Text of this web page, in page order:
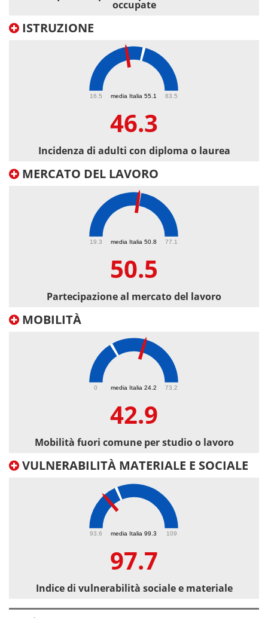
occupate
ISTRUZIONE
media Italia 55.1
16.5 83.5
46.3
Incidenza di adulti con diploma o laurea
MERCATO DEL LAVORO
media Italia 50.8
19.3 77.1
50.5
Partecipazione al mercato del lavoro
MOBILITÀ
media Italia 24.2
0 73.2
42.9
Mobilità fuori comune per studio o lavoro
VULNERABILITÀ MATERIALE E SOCIALE
media Italia 99.3
93.6 109
97.7
Indice di vulnerabilità sociale e materiale